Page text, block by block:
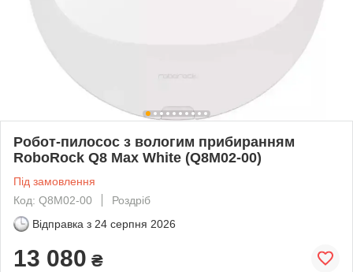
Робот-пилосос з вологим прибиранням
RoboRock Q8 Max White (Q8M02-00)
Під замовлення
Код: Q8M02-00
Роздріб
Відправка з 24 серпня 2026
13 080 ₴